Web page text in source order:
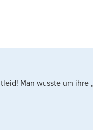
Man wusste um ihre